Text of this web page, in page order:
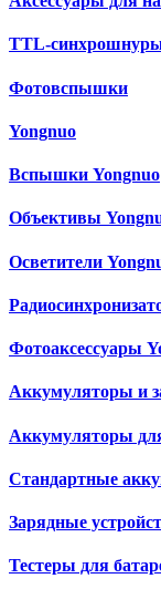
TTL-
Фотовспышки
Yongnuo
Вспышки Yongnuo
Объективы
Осветители
Фотоаксессуары
Аккумуляторы и
Аккумуляторы
Cтандартные
Зарядные
Тестеры для